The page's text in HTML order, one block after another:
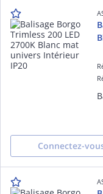
Connectez-